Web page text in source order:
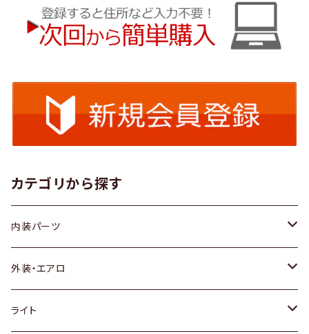
カテゴリから探す
内装パーツ
トヨタ
ホンダ
外装・エアロ
トヨタ
ライト